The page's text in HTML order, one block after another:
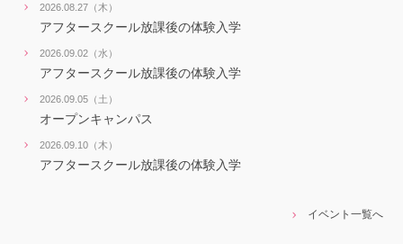
2026.08.27（木）
アフタースクール放課後の体験入学
2026.09.02（水）
アフタースクール放課後の体験入学
2026.09.05（土）
オープンキャンパス
2026.09.10（木）
アフタースクール放課後の体験入学
イベント一覧へ